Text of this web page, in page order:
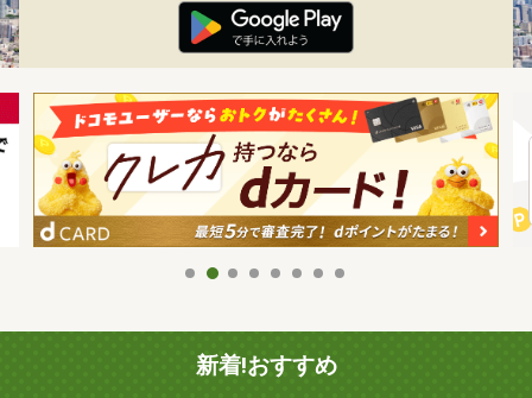
新着!おすすめ